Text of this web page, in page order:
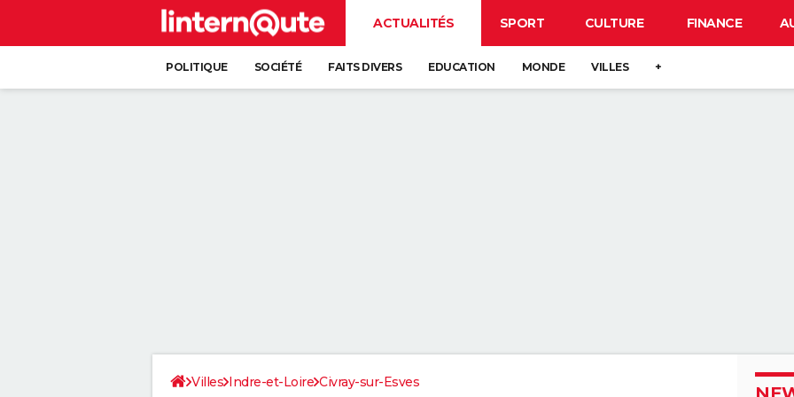
ACTUALITÉS SPORT CULTURE FINANCE
POLITIQUE SOCIÉTÉ FAITS DIVERS EDUCATION MONDE VILLES +
Villes Indre-et-Loire Civray-sur-Esves